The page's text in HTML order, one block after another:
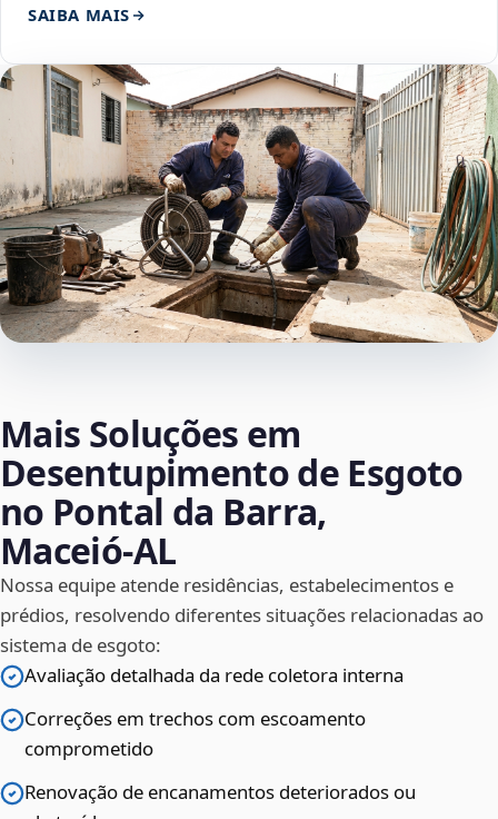
SAIBA MAIS
Mais Soluções em
Desentupimento de Esgoto
no Pontal da Barra,
Maceió‑AL
Nossa equipe atende residências, estabelecimentos e
prédios, resolvendo diferentes situações relacionadas ao
sistema de esgoto:
Avaliação detalhada da rede coletora interna
Correções em trechos com escoamento
comprometido
Renovação de encanamentos deteriorados ou